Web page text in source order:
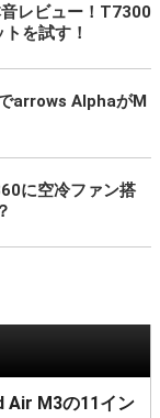
レビュー！T7300
を試す！
arrows AlphaがM
に空冷ファン搭
Air M3の11イン